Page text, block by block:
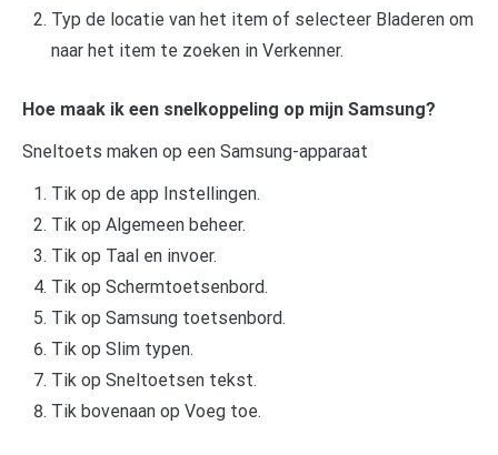
Typ de locatie van het item of selecteer Bladeren om
naar het item te zoeken in Verkenner.
Hoe maak ik een snelkoppeling op mijn Samsung?
Sneltoets maken op een Samsung-apparaat
Tik op de app Instellingen.
Tik op Algemeen beheer.
Tik op Taal en invoer.
Tik op Schermtoetsenbord.
Tik op Samsung toetsenbord.
Tik op Slim typen.
Tik op Sneltoetsen tekst.
Tik bovenaan op Voeg toe.